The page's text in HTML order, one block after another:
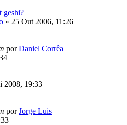
geshi?
» 25 Out 2006, 11:26
porDaniel Corrêa
2008, 19:33
porJorge Luis